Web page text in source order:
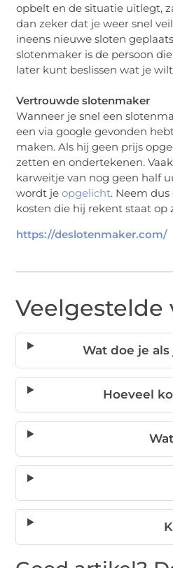
opbelt en de situatie uitlegt,
dan zeker dat je weer snel
ineens nieuwe sloten
slotenmaker is de persoon
later kunt beslissen wat je
Vertrouwde slotenmaker
Wanneer je snel een
een via google gevonden
maken. Als hij geen prijs
zetten en ondertekenen.
karweitje van nog geen half
wordt je opgelicht. Neem
kosten die hij rekent staat op
https://deslotenmaker.com/
Veelgestelde
Wat doe je
Hoeveel